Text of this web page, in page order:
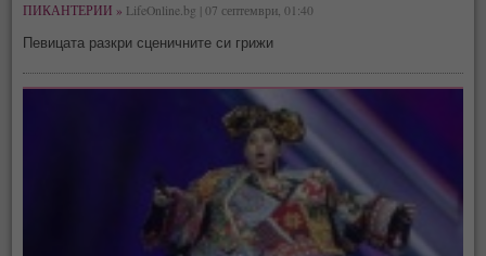
ПИКАНТЕРИИ » LifeOnline.bg | 07 септември, 01:40
Певицата разкри сценичните си грижи